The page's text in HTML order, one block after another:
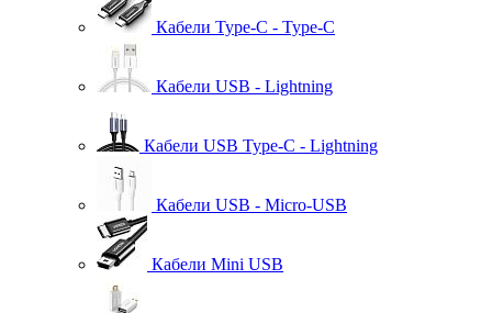
Кабели Type-C - Type-C
Кабели USB - Lightning
Кабели USB Type-C - Lightning
Кабели USB - Micro-USB
Кабели Mini USB